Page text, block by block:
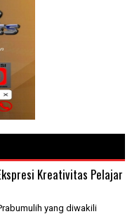
Kreativitas Pelajar
yang diwakili